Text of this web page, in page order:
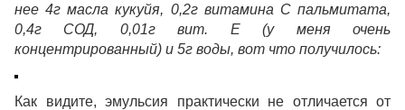
нее 4г масла кукуйя, 0,2г витамина С пальмитата,
0,4г СОД, 0,01г вит. Е (у меня очень
концентрированный) и 5г воды, вот что получилось:
Как видите, эмульсия практически не отличается от